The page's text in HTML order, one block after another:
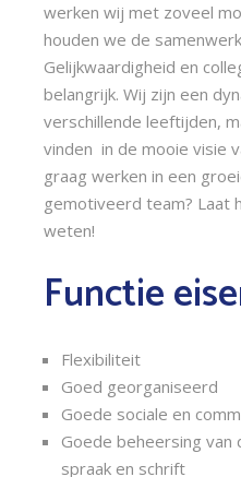
werken wij met zoveel
houden we de
Gelijkwaardigheid en
belangrijk. Wij zijn een
verschillende leeftijden,
vinden in de mooie visie
graag werken in een
gemotiveerd team? Laat
weten!
Functie
Flexibiliteit
Goed georganiseerd
Goede sociale en
Goede beheersing van
spraak en schrift